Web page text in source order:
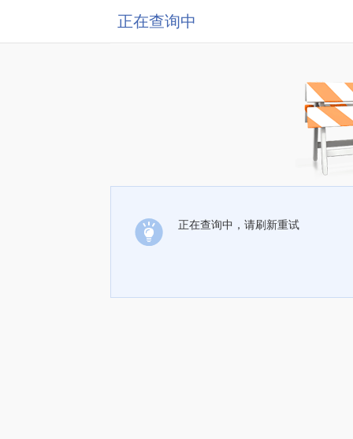
正在查询中
正在查询中，请刷新重试